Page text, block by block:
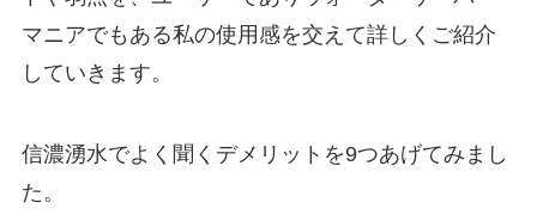
マニアでもある私の使用感を交えて詳しくご紹介
していきます。
信濃湧水でよく聞くデメリットを9つあげてみまし
た。